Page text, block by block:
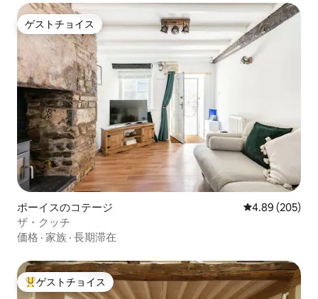
ゲストチョイス
ゲストチョイス
ポーイスのコテージ レビュー205
4.89 (205)
ザ・クッチ
価格 · 家族 · 長期滞在
大好評のゲストチョイスです。
ゲストチョイス